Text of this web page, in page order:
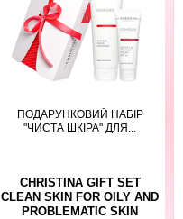
ПОДАРУНКОВИЙ НАБІР
"ЧИСТА ШКІРА" ДЛЯ...
CHRISTINA GIFT SET
CLEAN SKIN FOR OILY AND
PROBLEMATIC SKIN